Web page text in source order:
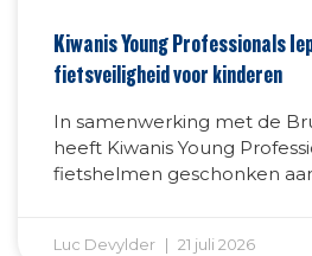
Kiwanis Young Professionals
fietsveiligheid voor kinderen
In samenwerking met de
heeft Kiwanis Young
fietshelmen geschonken
Luc Devylder 21 juli 2026